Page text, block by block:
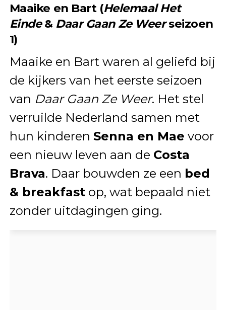
Maaike en Bart (Helemaal Het
Einde& Daar Gaan Ze Weerseizoen
1)
Maaike en Bart waren al geliefd bij
de kijkers van het eerste seizoen
van Daar Gaan Ze Weer. Het stel
verruilde Nederland samen met
hun kinderen Senna en Mae voor
een nieuw leven aan de Costa
Brava. Daar bouwden ze een bed
& breakfastop, wat bepaald niet
zonder uitdagingen ging.